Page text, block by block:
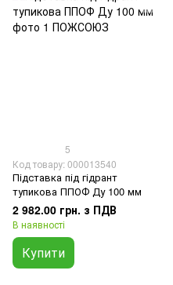
5
Код товару: 000013540
Підставка під гідрант
тупикова ППОФ Ду 100 мм
2 982.00 грн. з ПДВ
В наявності
Купити